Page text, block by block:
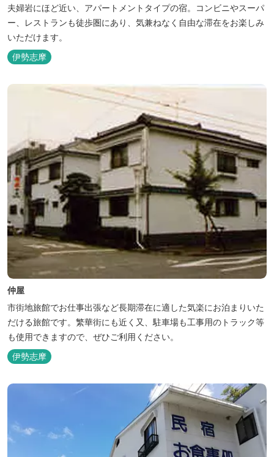
夫婦岩にほど近い、アパートメントタイプの宿。コンビニやスーパ
ー、レストランも徒歩圏にあり、気兼ねなく自由な滞在をお楽しみ
いただけます。
伊勢志摩
仲屋
市街地旅館でお仕事出張など長期滞在に適した気楽にお泊まりいた
だける旅館です。繁華街にも近く又、駐車場も工事用のトラック等
も使用できますので、ぜひご利用ください。
伊勢志摩